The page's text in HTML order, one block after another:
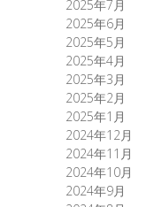
2025年7月
2025年6月
2025年5月
2025年4月
2025年3月
2025年2月
2025年1月
2024年12月
2024年11月
2024年10月
2024年9月